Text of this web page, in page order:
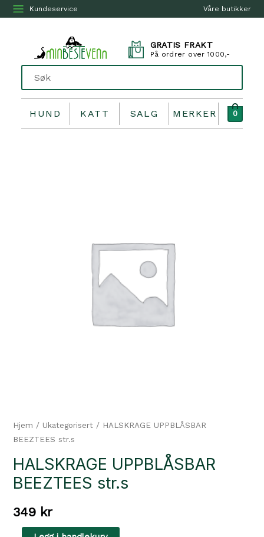
Våre butikker
Kundeservice
GRATIS FRAKT
På ordrer over 1000,-
HUND KATT SALG MERKER 0
Hjem / Ukategorisert / HALSKRAGE UPPBLÅSBAR
BEEZTEES str.s
HALSKRAGE UPPBLÅSBAR
BEEZTEES str.s
349 kr
HALSKRAGE